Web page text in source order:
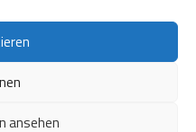
ansehen